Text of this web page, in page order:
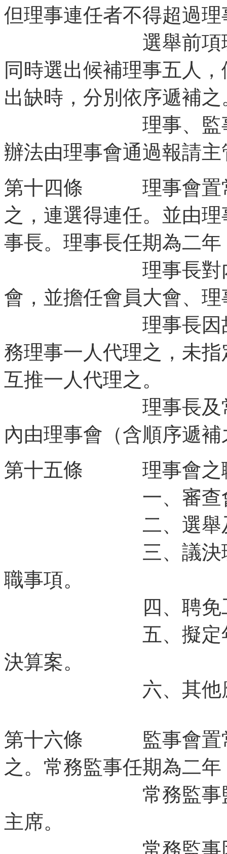
但理事連任者不得超過
選舉前項理事、
同時選出候補理事五人
出缺時，分別依序遞補之
理事、監事得採
辦法由理事會通過報請
第十四條 理事會置常
之，連選得連任。並由
事長。理事長任期為二
理事長對內綜合
會，並擔任會員大會、
理事長因故不能
務理事一人代理之，未
互推一人代理之。
理事長及常務理
內由理事會（含順序遞
第十五條 理事會之
一、審查會員
二、選舉及罷免
三、議決理事長
職事項。
四、聘免工作
五、擬定年度工
決算案。
六、其他應執
第十六條 監事會置常
之。常務監事任期為二
常務監事監察日
主席。
常務監事因故不